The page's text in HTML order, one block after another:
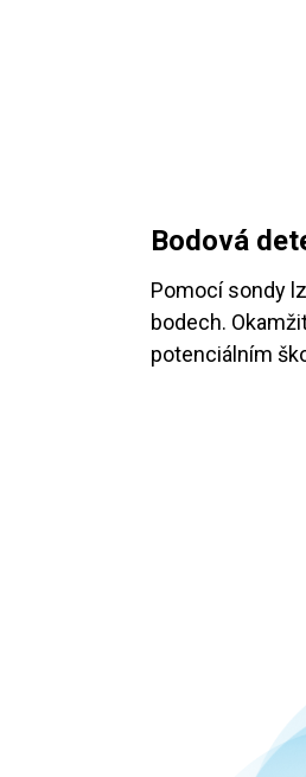
Bodová
Pomocí sondy
bodech.
potenciálním